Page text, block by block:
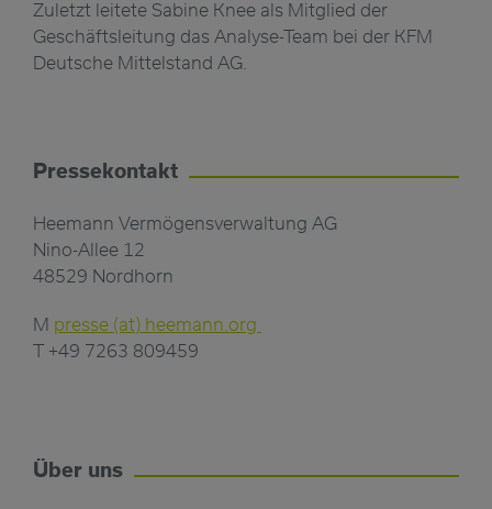
Zuletzt leitete Sabine Knee als Mitglied der
Geschäftsleitung das Analyse-Team bei der KFM
Deutsche Mittelstand AG.
Pressekontakt
Heemann Vermögensverwaltung AG
Nino-Allee 12
48529 Nordhorn
M presse (at) heemann.org
T +49 7263 809459
Über uns